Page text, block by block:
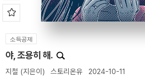
소득공제
야, 조용히 해.
지철 (지은이) 스토리온유 2024-10-11